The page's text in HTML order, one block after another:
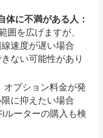
体に不満がある人：
囲を広げますが、
速度が遅い場合
ない可能性があり
オプション料金が発
に抑えたい場合
ルーターの購入も検